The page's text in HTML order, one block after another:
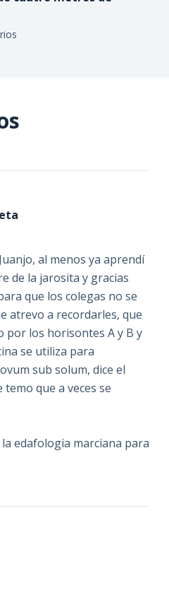
al menos ya aprendí
de la jarosita y gracias
que los colegas no se
atrevo a recordarles, que
por los horisontes A y B y
se utiliza para
sub solum, dice el
que a veces se
edafologia marciana para